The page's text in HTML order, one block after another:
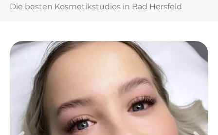
Die besten Kosmetikstudios in Bad Hersfeld